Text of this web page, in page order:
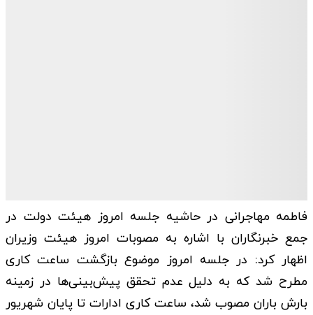
فاطمه مهاجرانی در حاشیه جلسه امروز هیئت دولت در
جمع خبرنگاران با اشاره به مصوبات امروز هیئت وزیران
اظهار کرد: در جلسه امروز موضوع بازگشت ساعت کاری
مطرح شد که به دلیل عدم تحقق پیش‌بینی‌ها در زمینه
بارش باران مصوب شد، ساعت کاری ادارات تا پایان شهریور